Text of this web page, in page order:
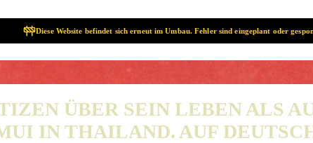
Diese Website befindet sich erneut im Umbau. Fehler sind eingeplant oder
SAMUI? SAMUI!
ÜBER SEIN LEBEN ALS
IN THAILAND. AUF